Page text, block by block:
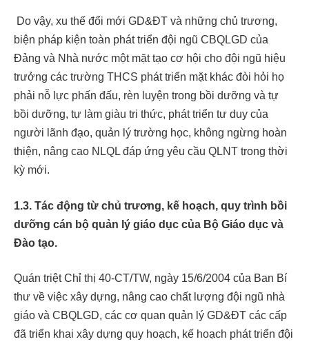
Do vậy, xu thế đổi mới GD&ĐT và những chủ trương,
biện pháp kiện toàn phát triển đội ngũ CBQLGD của
Đảng và Nhà nước một mặt tạo cơ hội cho đội ngũ hiệu
trưởng các trường THCS phát triển mặt khác đòi hỏi họ
phải nỗ lực phấn đấu, rèn luyện trong bồi dưỡng và tự
bồi dưỡng, tự làm giàu tri thức, phát triển tư duy của
người lãnh đạo, quản lý trường học, không ngừng hoàn
thiện, nâng cao NLQL đáp ứng yêu cầu QLNT trong thời
kỳ mới.
1.3. Tác động từ chủ trương, kế hoạch, quy trình bồi
dưỡng cán bộ quản lý giáo dục của Bộ Giáo dục và
Đào tạo.
Quán triệt Chỉ thị 40-CT/TW, ngày 15/6/2004 của Ban Bí
thư về việc xây dựng, nâng cao chất lượng đội ngũ nhà
giáo và CBQLGD, các cơ quan quản lý GD&ĐT các cấp
đã triển khai xây dựng quy hoạch, kế hoạch phát triển đội